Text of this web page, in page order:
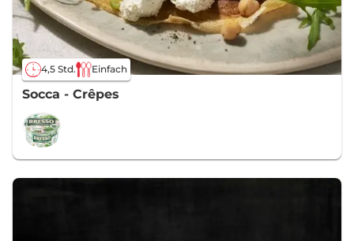
4,5 Std. Einfach
Socca - Crêpes